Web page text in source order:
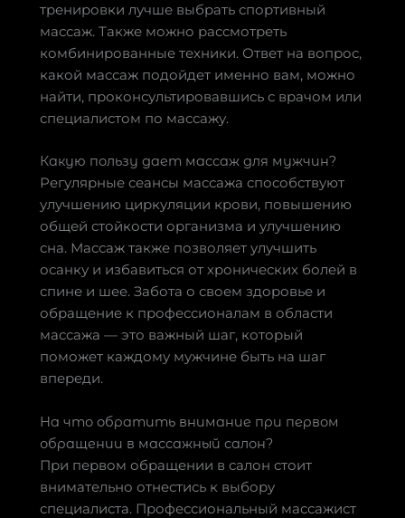
тренировки лучше выбрать спортивный
массаж. Также можно рассмотреть
комбинированные техники. Ответ на вопрос,
какой массаж подойдет именно вам, можно
найти, проконсультировавшись с врачом или
специалистом по массажу.
Какую пользу дает массаж для мужчин?
Регулярные сеансы массажа способствуют
улучшению циркуляции крови, повышению
общей стойкости организма и улучшению
сна. Массаж также позволяет улучшить
осанку и избавиться от хронических болей в
спине и шее. Забота о своем здоровье и
обращение к профессионалам в области
массажа — это важный шаг, который
поможет каждому мужчине быть на шаг
впереди.
На что обратить внимание при первом
обращении в массажный салон?
При первом обращении в салон стоит
внимательно отнестись к выбору
специалиста. Профессиональный массажист